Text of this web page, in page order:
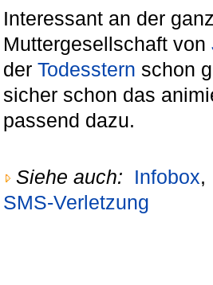
Interessant an der
Muttergesellschaft von
der Todesstern schon
sicher schon das
passend dazu.
Siehe auch: Infobox,
SMS-Verletzung